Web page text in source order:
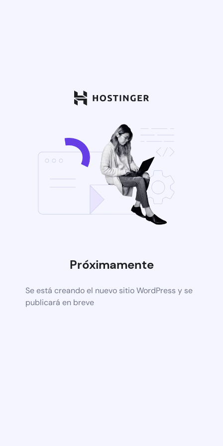
Próximamente
Se está creando el nuevo sitio WordPress y se
publicará en breve